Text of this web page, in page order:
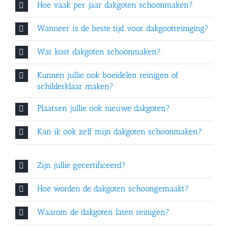
Hoe vaak per jaar dakgoten schoonmaken?
Wanneer is de beste tijd voor dakgootreiniging?
Wat kost dakgoten schoonmaken?
Kunnen jullie ook boeidelen reinigen of
schilderklaar maken?
Plaatsen jullie ook nieuwe dakgoten?
Kan ik ook zelf mijn dakgoten schoonmaken?
Zijn jullie gecertificeerd?
Hoe worden de dakgoten schoongemaakt?
Waarom de dakgoten laten reinigen?